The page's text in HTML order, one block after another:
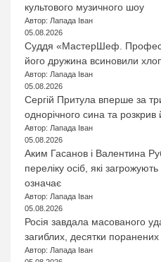
культового музичного шоу
Автор: Лапада Іван
05.08.2026
Суддя «МастерШеф.
його дружина всиновили
Автор: Лапада Іван
05.08.2026
Сергій Притула вперше за
однорічного сина та
Автор: Лапада Іван
05.08.2026
Аким Гасанов і Валентина
переліку осіб, які
означає
Автор: Лапада Іван
05.08.2026
Росія завдала масованого
загиблих, десятки
Автор: Лапада Іван